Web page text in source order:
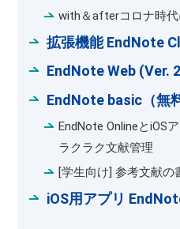
with＆afterコロナ時
拡張機能 EndNote
EndNote Web (Ver.
EndNote basic（無料
EndNote OnlineとiOS
ラクラク文献管理
[学生向け] 参考文献の
iOS用アプリ